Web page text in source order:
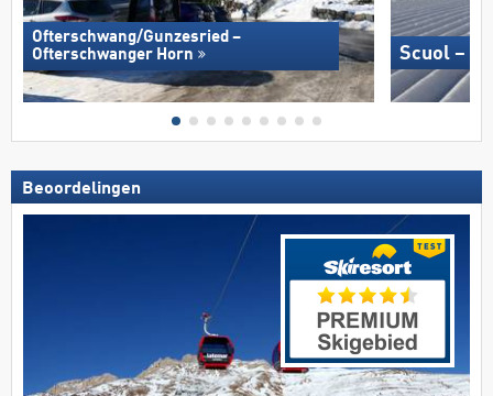
Ofterschwang/​Gunzesried –
Ofterschwanger Horn
Scuol –
Beoordelingen